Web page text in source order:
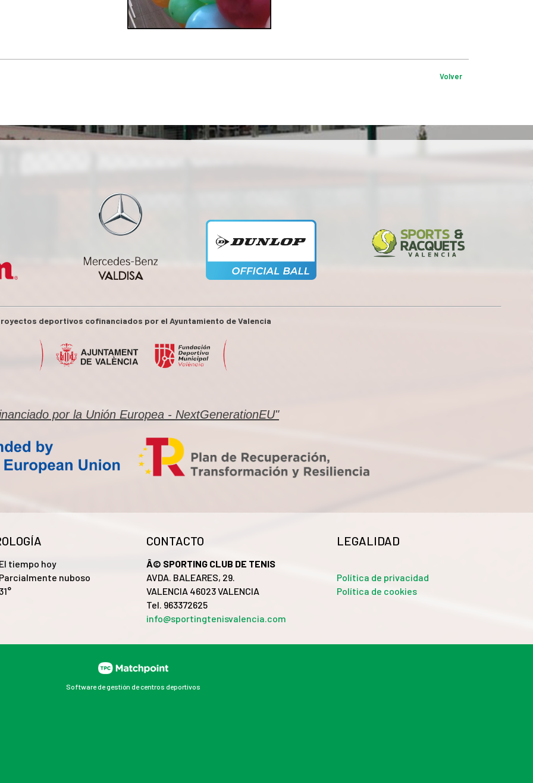
Volver
deportivos cofinanciados por el Ayuntamiento de Valencia
por la Unión Europea - NextGenerationEU"
tiempo hoy
nuboso
CONTACTO
Â© SPORTING CLUB DE TENIS
AVDA. BALEARES, 29.
VALENCIA 46023 VALENCIA
Tel. 963372625
info@sportingtenisvalencia.com
LEGALIDAD
Política de privacidad
Política de cookies
Software de gestión de centros deportivos